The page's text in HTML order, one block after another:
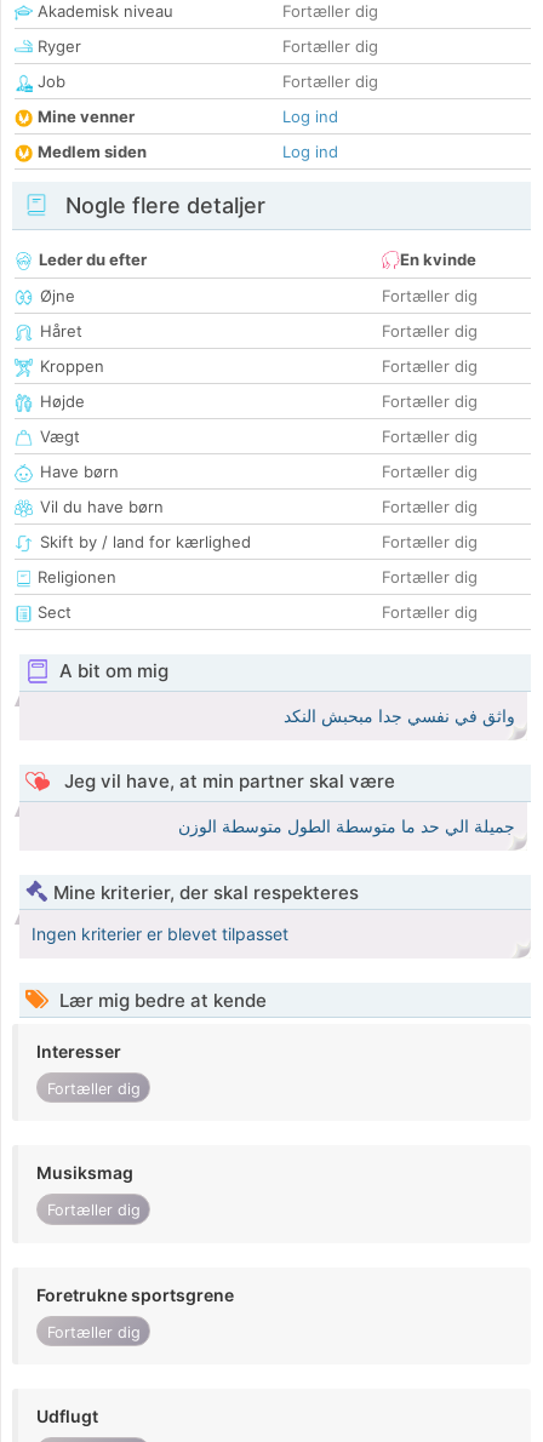
Akademisk niveau
Fortæller dig
Ryger
Fortæller dig
Job
Fortæller dig
Mine venner
Log ind
Medlem siden
Log ind
Nogle flere detaljer
Leder du efter
En kvinde
Øjne
Fortæller dig
Håret
Fortæller dig
Kroppen
Fortæller dig
Højde
Fortæller dig
Vægt
Fortæller dig
Have børn
Fortæller dig
Vil du have børn
Fortæller dig
Skift by / land for kærlighed
Fortæller dig
Religionen
Fortæller dig
Sect
Fortæller dig
A bit om mig
واثق في نفسي جدا مبحبش النكد
Jeg vil have, at min partner skal være
جميلة الي حد ما متوسطة الطول متوسطة الوزن
Mine kriterier, der skal respekteres
Ingen kriterier er blevet tilpasset
Lær mig bedre at kende
Interesser
Fortæller dig
Musiksmag
Fortæller dig
Foretrukne sportsgrene
Fortæller dig
Udflugt